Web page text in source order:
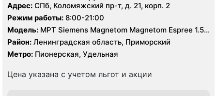
Адрес: СПб, Коломяжский пр-т, д. 21, корп. 2
Режим работы: 8:00-21:00
Модель: МРТ Siemens Magnetom Magnetom Espree 1.5
Тесла, КТ Philips Ingenuity Elite 128 срезов
Район: Ленинградская область, Приморский
Метро: Пионерская, Удельная
Цена указана с учетом льгот и акции